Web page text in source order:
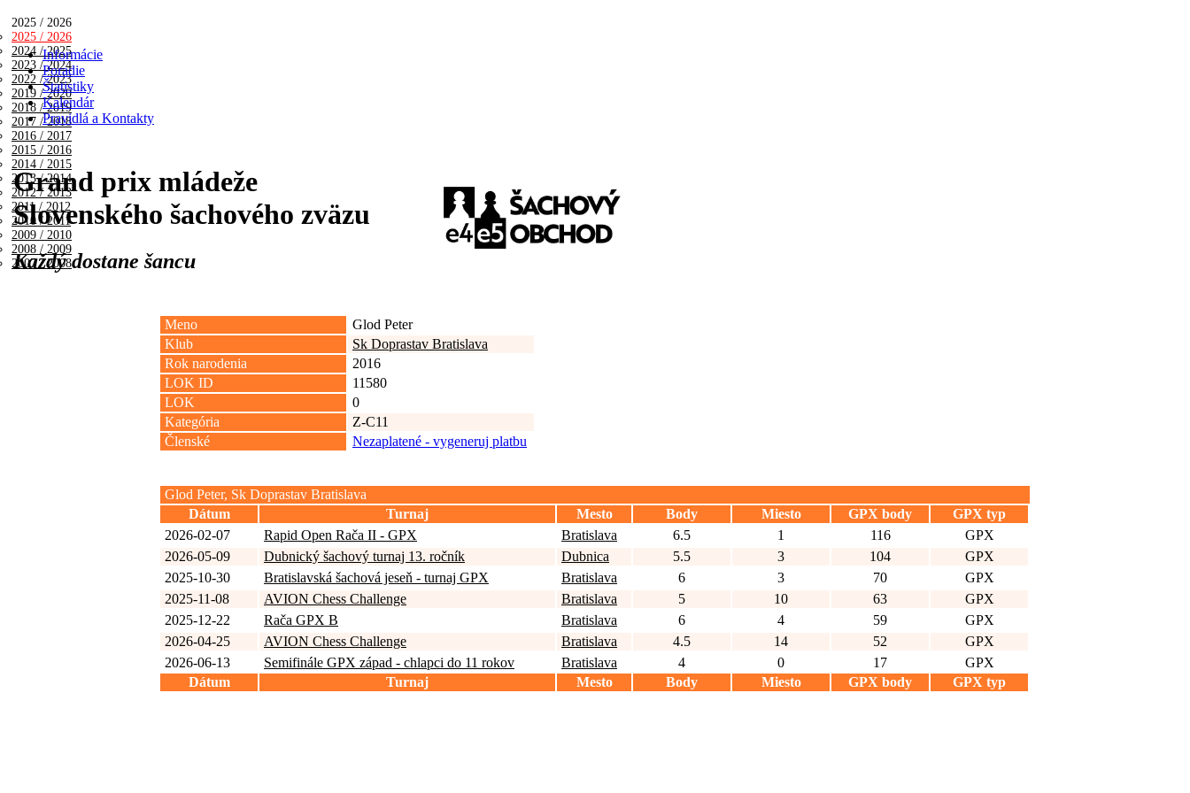
2025 / 2026
2025 / 2026
2024 / 2025
2023 / 2024
2022 / 2023
2019 / 2020
2018 / 2019
2017 / 2018
2016 / 2017
2015 / 2016
2014 / 2015
2013 / 2014
2012 / 2013
2011 / 2012
2010 / 2011
2009 / 2010
2008 / 2009
2007 / 2008
Informácie
Poradie
Štatistiky
Kalendár
Pravidlá a Kontakty
Grand prix mládeže
Slovenského šachového zväzu
Každý dostane šancu
Meno
Glod Peter
Klub
Sk Doprastav Bratislava
Rok narodenia
2016
LOK ID
11580
LOK
0
Kategória
Z-C11
Členské
Nezaplatené - vygeneruj platbu
Glod Peter, Sk Doprastav Bratislava
Dátum
Turnaj Mesto Body Miesto GPX body
GPX typ
2026-02-07
Rapid Open Rača II - GPX Bratislava 6.5 1 116
GPX
2026-05-09
Dubnický šachový turnaj 13. ročník Dubnica 5.5 3 104
GPX
2025-10-30
Bratislavská šachová jeseň - turnaj GPX Bratislava 6 3 70
GPX
2025-11-08
AVION Chess Challenge Bratislava 5 10 63
GPX
2025-12-22
Rača GPX B Bratislava 6 4 59
GPX
2026-04-25
AVION Chess Challenge Bratislava 4.5 14 52
GPX
2026-06-13
Semifinále GPX západ - chlapci do 11 rokov Bratislava 4 0 17
GPX
Dátum
Turnaj Mesto Body Miesto GPX body GPX typ